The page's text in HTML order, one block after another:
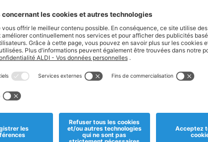
aucune de nos offres.
Informations